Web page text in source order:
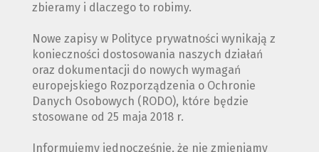
zbieramy i dlaczego to robimy.
Nowe zapisy w Polityce prywatności wynikają z
konieczności dostosowania naszych działań
oraz dokumentacji do nowych wymagań
europejskiego Rozporządzenia o Ochronie
Danych Osobowych (RODO), które będzie
stosowane od 25 maja 2018 r.
Informujemy jednocześnie, że nie zmieniamy